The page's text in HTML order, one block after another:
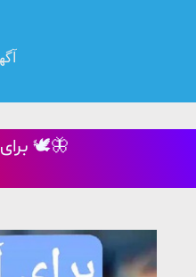
🦋🕊برای آزادی 🕊🦋